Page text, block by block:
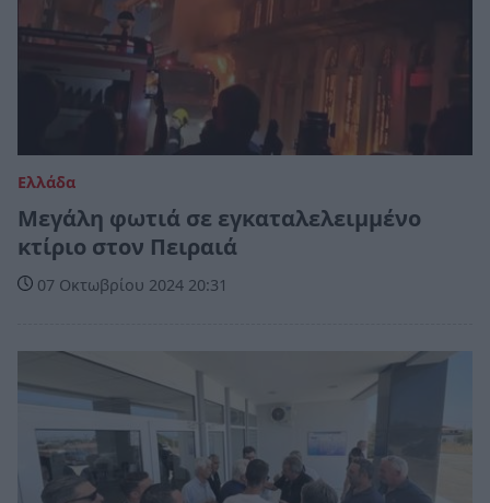
Ελλάδα
Μεγάλη φωτιά σε εγκαταλελειμμένο
κτίριο στον Πειραιά
07 Οκτωβρίου 2024 20:31